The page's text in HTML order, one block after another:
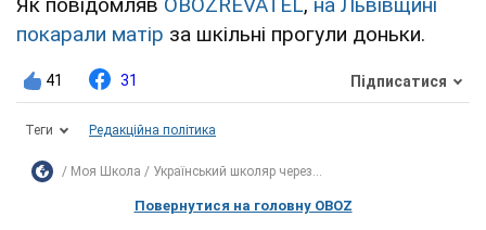
Як повідомляв OBOZREVATEL, на Львівщині
покарали матір за шкільні прогули доньки.
41 31 Підписатися
Теги Редакційна політика
Моя Школа Український школяр через...
Повернутися на головну OBOZ